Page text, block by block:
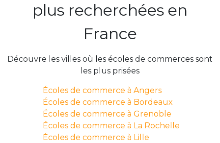
plus recherchées en
France
Découvre les villes où les écoles de commerces sont
les plus prisées
Écoles de commerce à Angers
Écoles de commerce à Bordeaux
Écoles de commerce à Grenoble
Écoles de commerce à La Rochelle
Écoles de commerce à Lille